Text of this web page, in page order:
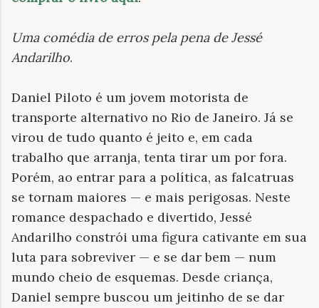
Uma comédia de erros pela pena de Jessé
Andarilho.
Daniel Piloto é um jovem motorista de
transporte alternativo no Rio de Janeiro. Já se
virou de tudo quanto é jeito e, em cada
trabalho que arranja, tenta tirar um por fora.
Porém, ao entrar para a política, as falcatruas
se tornam maiores — e mais perigosas. Neste
romance despachado e divertido, Jessé
Andarilho constrói uma figura cativante em sua
luta para sobreviver — e se dar bem — num
mundo cheio de esquemas. Desde criança,
Daniel sempre buscou um jeitinho de se dar